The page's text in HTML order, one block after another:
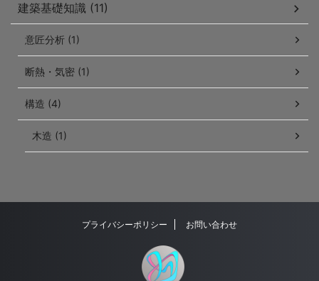
建築基礎知識 (11)
意匠分析 (1)
断熱・気密 (1)
構造 (4)
木造 (1)
プライバシーポリシー お問い合わせ